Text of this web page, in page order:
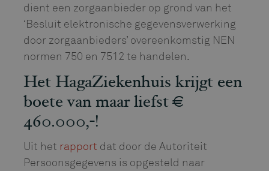
dient een zorgaanbieder op grond van het
‘Besluit elektronische gegevensverwerking
door zorgaanbieders’ overeenkomstig NEN
normen 750 en 7512 te handelen.
Het HagaZiekenhuis krijgt een
boete van maar liefst €
460.000,-!
Uit het rapport dat door de Autoriteit
Persoonsgegevens is opgesteld naar